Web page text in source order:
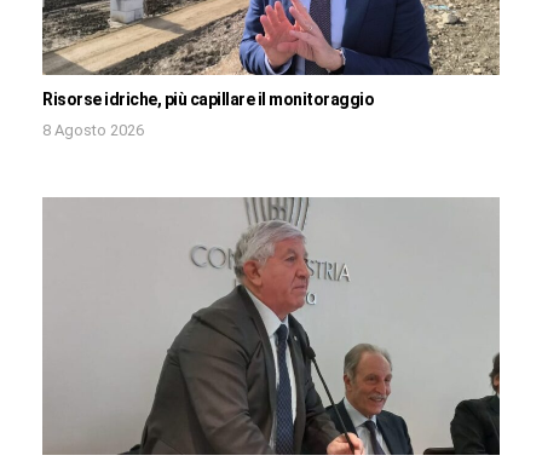
Risorse idriche, più capillare il monitoraggio
8 Agosto 2026